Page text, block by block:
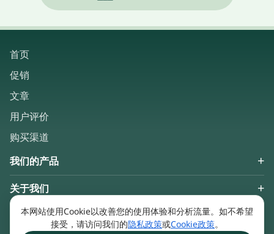
首页
促销
文章
用户评价
购买渠道
我们的产品
关于我们
Keep in touch
本网站使用Cookie以改善您的使用体验和分析流量。如不希望
接受，请访问我们的隐私政策或Cookie政策。